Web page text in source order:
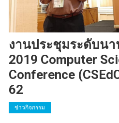
งานประชุมระดับนา
2019 Computer
Conference
62
ข่าวกิจกรรม